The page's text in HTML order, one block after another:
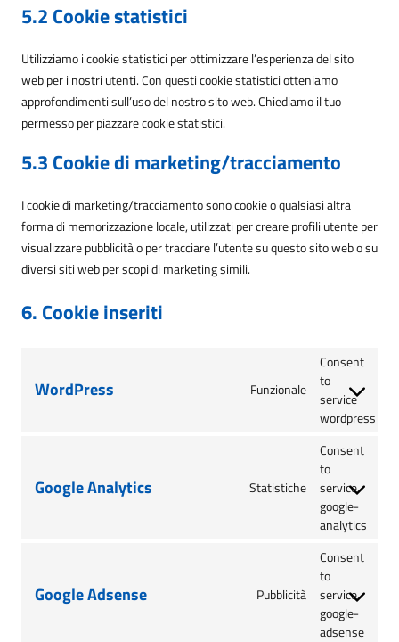
5.2 Cookie statistici
Utilizziamo i cookie statistici per ottimizzare l’esperienza del sito
web per i nostri utenti. Con questi cookie statistici otteniamo
approfondimenti sull’uso del nostro sito web. Chiediamo il tuo
permesso per piazzare cookie statistici.
5.3 Cookie di marketing/tracciamento
I cookie di marketing/tracciamento sono cookie o qualsiasi altra
forma di memorizzazione locale, utilizzati per creare profili utente per
visualizzare pubblicità o per tracciare l’utente su questo sito web o su
diversi siti web per scopi di marketing simili.
6. Cookie inseriti
WordPress Funzionale
Consent
to
service
wordpress
Google Analytics Statistiche
Consent
to
service
google-
analytics
Google Adsense Pubblicità
Consent
to
service
google-
adsense